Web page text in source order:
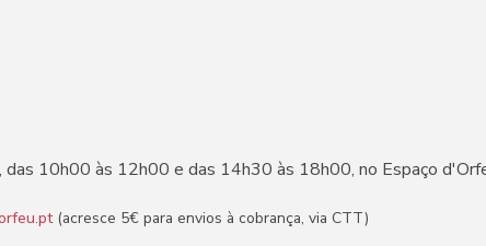
das 10h00 às 12h00 e das 14h30 às 18h00, no Espaço
(acresce 5€ para envios à cobrança, via CTT)